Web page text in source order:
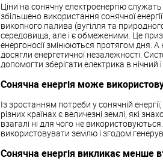
Ціни на сонячну електроенергію
збільшено використання сонячної
викопного палива (вугілля та
середовища, але і є обмеженими. Це
енергоносії змінюються протягом дня. А
досягли енергетичної незалежності.
допомогти зберігати електрика в нічний
Сонячна енергія може
Із зростанням потреби у сонячній
різних країнах є величезні землі, які
взагалі ні для чого не
використовувати землю і згодом
Сонячна енергія викликає менше